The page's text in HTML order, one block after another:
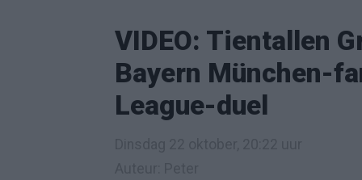
VIDEO: Tientallen
Bayern München-
League-duel